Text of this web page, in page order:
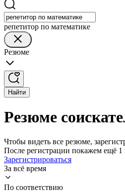
репетитор по математике
Резюме
Найти
Резюме
Чтобы видеть все резюме,
После регистрации покажем ещё 1
Зарегистрироваться
За всё время
По соответствию